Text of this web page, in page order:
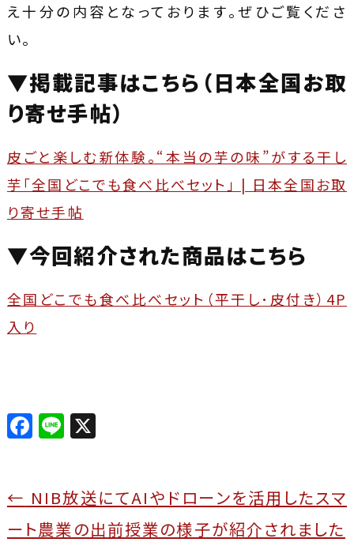
え十分の内容となっております。ぜひご覧くださ
い。
▼掲載記事はこちら（日本全国お取
り寄せ手帖）
皮ごと楽しむ新体験。“本当の芋の味”がする干し
芋「全国どこでも食べ比べセット」 | 日本全国お取
り寄せ手帖
▼今回紹介された商品はこちら
全国どこでも食べ比べセット（平干し･皮付き）4P
入り
F
a
e
b
Li
n
X
← NIB放送にてAIやドローンを活用したスマ
ート農業の出前授業の様子が紹介されました